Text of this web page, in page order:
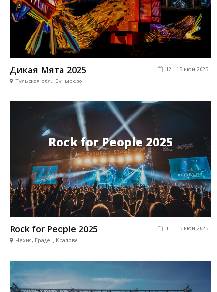
Дикая Мята 2025
Тульская обл., Бунырево
12 - 15 июн 2025
Rock for People 2025
Rock for People 2025
Чехия, Градец-Кралове
11 - 15 июн 2025